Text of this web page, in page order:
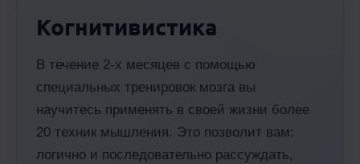
Когнитивистика
В течение 2-х месяцев с помощью
специальных тренировок мозга вы
научитесь применять в своей жизни более
20 техник мышления. Это позволит вам:
логично и последовательно рассуждать,